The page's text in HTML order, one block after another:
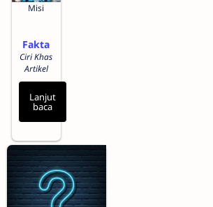
Misi
Fakta
Ciri Khas
Artikel
Lanjut
baca